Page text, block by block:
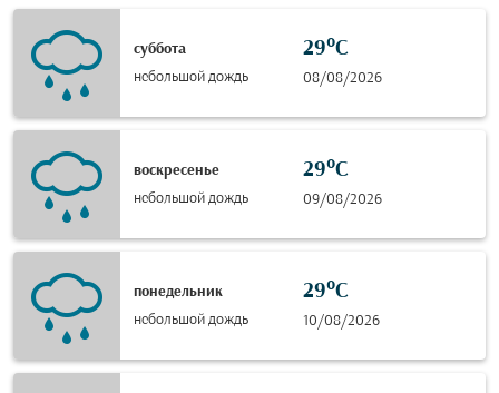
суббота
небольшой дождь
29°C
08/08/2026
воскресенье
небольшой дождь
29°C
09/08/2026
понедельник
небольшой дождь
29°C
10/08/2026